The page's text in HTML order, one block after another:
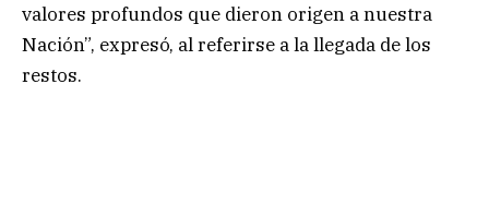
valores profundos que dieron origen a nuestra
Nación”, expresó, al referirse a la llegada de los
restos.